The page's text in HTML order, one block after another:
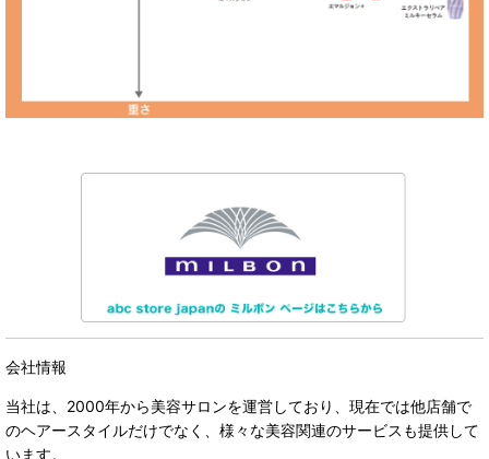
会社情報
当社は、 2000年から美容サロンを運営しており、現在では他店舗で
のヘアースタイルだけでなく、様々な美容関連のサービスも提供して
います。